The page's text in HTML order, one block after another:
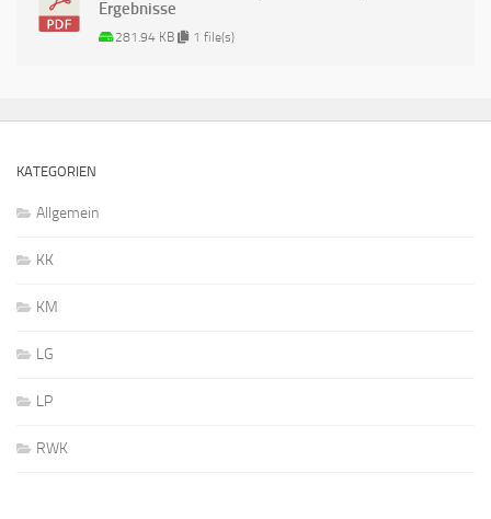
Ergebnisse
281.94 KB 1 file(s)
KATEGORIEN
Allgemein
KK
KM
LG
LP
RWK